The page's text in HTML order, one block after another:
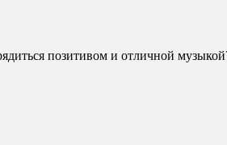
позитивом и отличной